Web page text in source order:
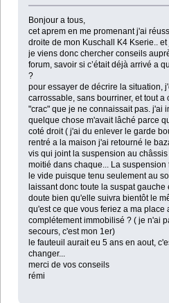
Bonjour a tous,
cet aprem en me promenant j'ai
droite de mon Kuschall K4 Kserie..
je viens donc chercher conseils
forum, savoir si c’était déjà arrivé a
?
pour essayer de décrire la situation,
carrossable, sans bourriner, et tout
"crac" que je ne connaissait pas. j'ai
quelque chose m'avait lâché parce
coté droit ( j'ai du enlever le garde
rentré a la maison j'ai retourné le
vis qui joint la suspension au
moitié dans chaque... La
le vide puisque tenu seulement au
laissant donc toute la suspat gauche
doute bien qu'elle suivra bientôt le
qu'est ce que vous feriez a ma place
complétement immobilisé ? ( je n'ai
secours, c'est mon 1er)
le fauteuil aurait eu 5 ans en aout,
changer...
merci de vos conseils
rémi